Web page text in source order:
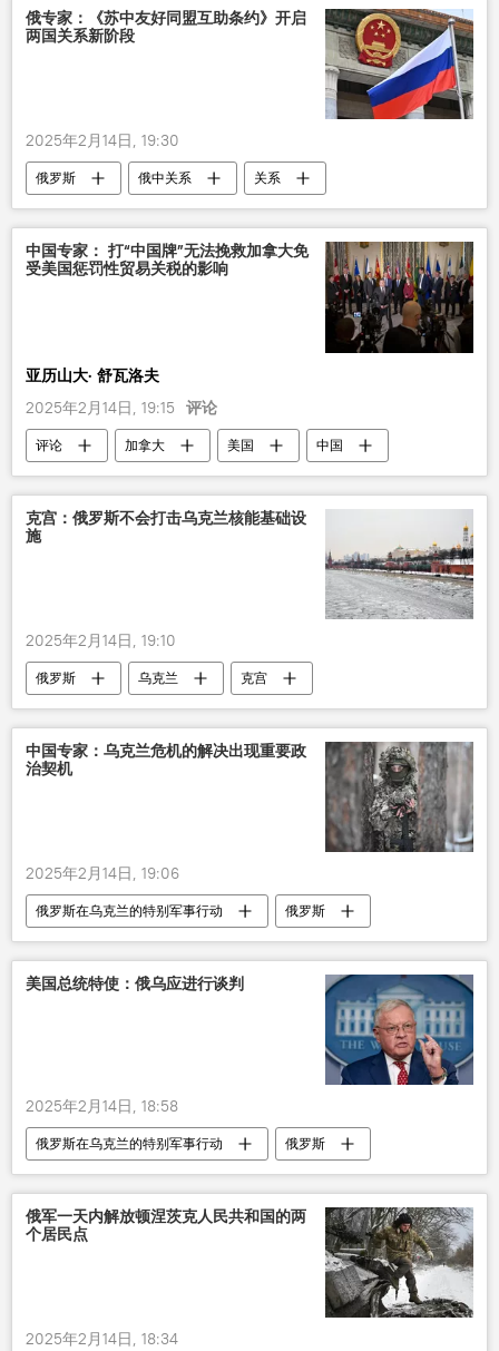
俄专家：《苏中友好同盟互助条约》开启
两国关系新阶段
2025年2月14日, 19:30
俄罗斯 俄中关系 关系
中国专家： 打“中国牌”无法挽救加拿大免
受美国惩罚性贸易关税的影响
亚历山大· 舒瓦洛夫
2025年2月14日, 19:15
评论
评论 加拿大 美国 中国
克宫：俄罗斯不会打击乌克兰核能基础设
施
2025年2月14日, 19:10
俄罗斯 乌克兰 克宫
中国专家：乌克兰危机的解决出现重要政
治契机
2025年2月14日, 19:06
俄罗斯在乌克兰的特别军事行动
俄罗斯
乌克兰
美国总统特使：俄乌应进行谈判
2025年2月14日, 18:58
俄罗斯在乌克兰的特别军事行动
俄罗斯
乌克兰
俄军一天内解放顿涅茨克人民共和国的两
个居民点
2025年2月14日, 18:34